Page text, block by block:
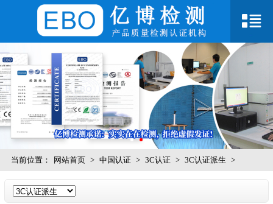
当前位置： 网站首页 > 中国认证 > 3C认证 > 3C认证派生 >